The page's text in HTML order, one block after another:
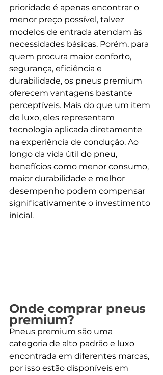
prioridade é apenas encontrar o
menor preço possível, talvez
modelos de entrada atendam às
necessidades básicas. Porém, para
quem procura maior conforto,
segurança, eficiência e
durabilidade, os pneus premium
oferecem vantagens bastante
perceptíveis. Mais do que um item
de luxo, eles representam
tecnologia aplicada diretamente
na experiência de condução. Ao
longo da vida útil do pneu,
benefícios como menor consumo,
maior durabilidade e melhor
desempenho podem compensar
significativamente o investimento
inicial.
Onde comprar pneus
premium?
Pneus premium são uma
categoria de alto padrão e luxo
encontrada em diferentes marcas,
por isso estão disponíveis em